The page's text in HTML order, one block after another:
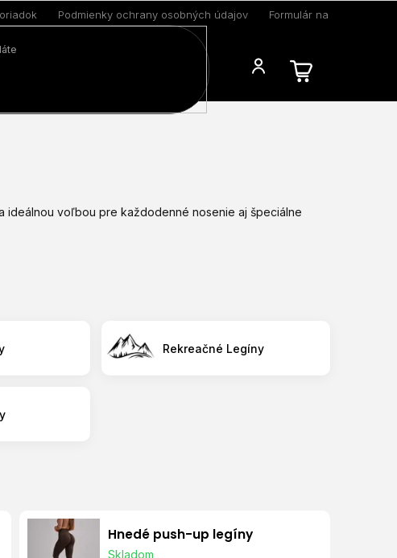
Podmienky ochrany osobných údajov Formulár na odstúpenie
ideálnou voľbou pre každodenné nosenie aj špeciálne
Rekreačné Legíny
Hnedé push-up legíny
Skladom